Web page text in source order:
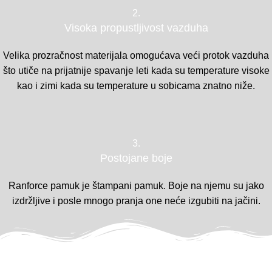
2.
Visoka propustljivost vazduha
Velika prozračnost materijala omogućava veći protok vazduha
što utiče na prijatnije spavanje leti kada su temperature visoke
kao i zimi kada su temperature u sobicama znatno niže.
3.
Postojane boje
Ranforce pamuk je štampani pamuk. Boje na njemu su jako
izdržljive i posle mnogo pranja one neće izgubiti na jačini.